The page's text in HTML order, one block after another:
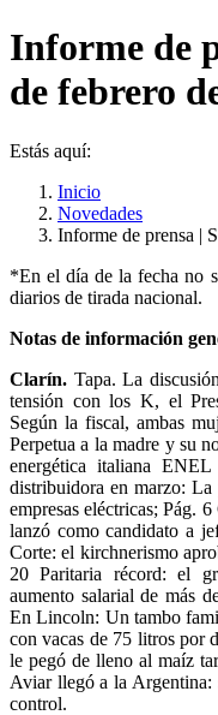
Informe de
de febrero
Estás aquí:
Inicio
Novedades
Informe de prensa |
*En el día de la fecha no
diarios de tirada nacional.
Notas de información
Clarín. Tapa. La
tensión con los K, el
Según la fiscal, ambas
Perpetua a la madre y su
energética italiana
distribuidora en marzo:
empresas eléctricas; Pág.
lanzó como candidato a
Corte: el kirchnerismo
20 Paritaria récord: el
aumento salarial de más
En Lincoln: Un tambo
con vacas de 75 litros por
le pegó de lleno al maíz
Aviar llegó a la Argentina:
control.